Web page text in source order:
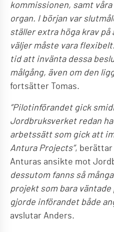
kommissionen, samt
organ. I början var
ställer extra höga krav
väljer måste vara
tid att invänta dessa
målgång, även om den
fortsätter Tomas.
”Pilotinförandet gick
Jordbruksverket redan
arbetssätt som gick att
Antura Projects”, berättar
Anturas ansikte mot
dessutom fanns så
projekt som bara
gjorde införandet både
avslutar Anders.